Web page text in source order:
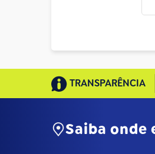
TRANSPARÊNCIA
Saiba onde